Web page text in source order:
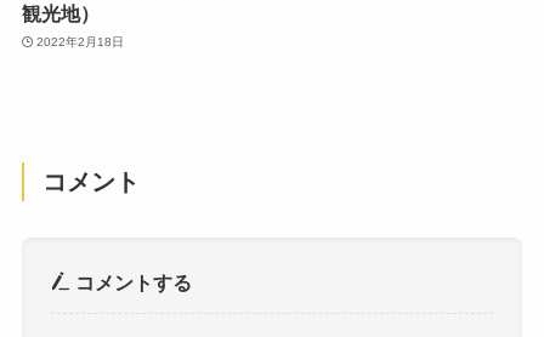
観光地）
2022年2月18日
コメント
コメントする